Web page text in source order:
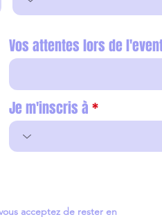
Vos attentes lors de
Je m'inscris à
acceptez de rester en